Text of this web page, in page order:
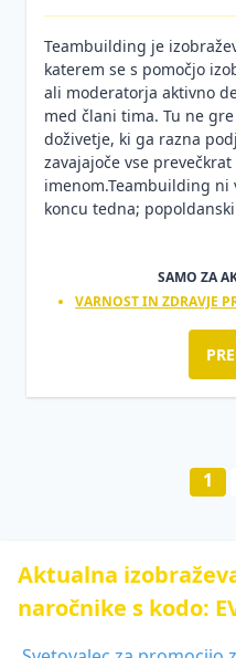
Teambuilding je
katerem se s pomočjo
ali moderatorja aktivno
med člani tima. Tu ne
doživetje, ki ga razna
zavajajoče vse
imenom.Teambuilding ni
koncu tedna;
SAMO ZA
VARNOST IN ZDRAVJE
1
Aktualna
naročnike s kodo: